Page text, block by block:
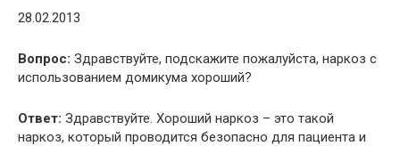
28.02.2013
Вопрос: Здравствуйте, подскажите пожалуйста, наркоз с
использованием домикума хороший?
Ответ: Здравствуйте. Хороший наркоз – это такой
наркоз, который проводится безопасно для пациента и